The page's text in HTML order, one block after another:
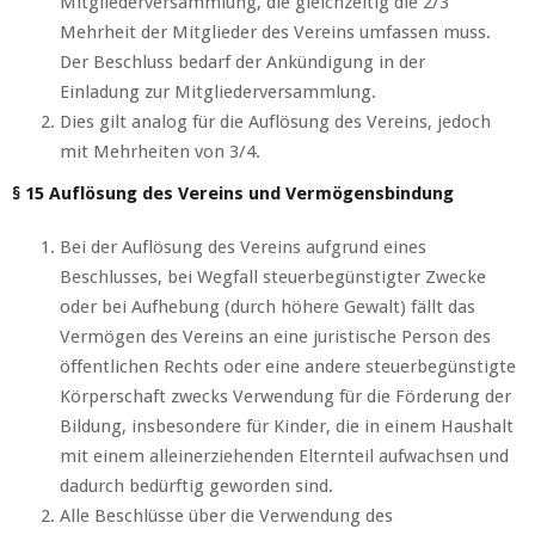
Mehrheit der Mitglieder des Vereins umfassen muss.
Der Beschluss bedarf der Ankündigung in der
Einladung zur Mitgliederversammlung.
Dies gilt analog für die Auflösung des Vereins, jedoch
mit Mehrheiten von 3/4.
§ 15 Auflösung des Vereins und Vermögensbindung
Bei der Auflösung des Vereins aufgrund eines
Beschlusses, bei Wegfall steuerbegünstigter Zwecke
oder bei Aufhebung (durch höhere Gewalt) fällt das
Vermögen des Vereins an eine juristische Person des
öffentlichen Rechts oder eine andere steuerbegünstigte
Körperschaft zwecks Verwendung für die Förderung der
Bildung, insbesondere für Kinder, die in einem Haushalt
mit einem alleinerziehenden Elternteil aufwachsen und
dadurch bedürftig geworden sind.
Alle Beschlüsse über die Verwendung des